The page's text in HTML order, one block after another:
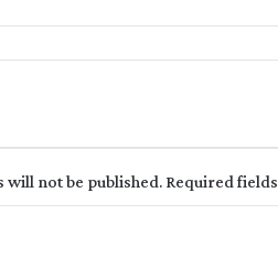
not be published.Required